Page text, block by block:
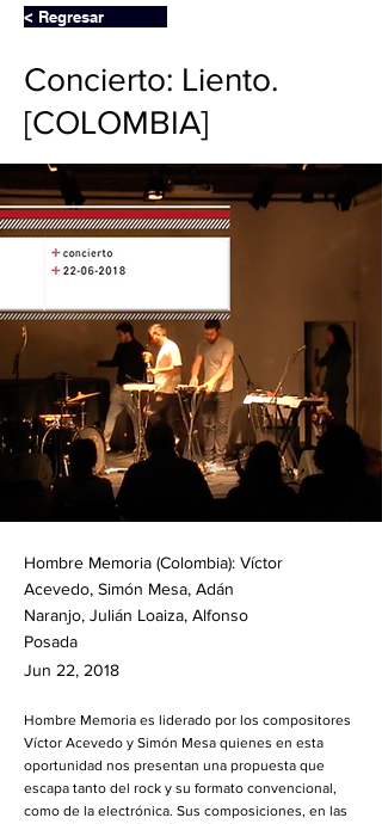
< Regresar
Concierto: Liento.
[COLOMBIA]
Hombre Memoria (Colombia): Víctor
Acevedo, Simón Mesa, Adán
Naranjo, Julián Loaiza, Alfonso
Posada
Jun 22, 2018
Hombre Memoria es liderado por los compositores
Víctor Acevedo y Simón Mesa quienes en esta
oportunidad nos presentan una propuesta que
escapa tanto del rock y su formato convencional,
como de la electrónica. Sus composiciones, en las